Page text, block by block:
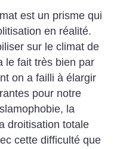
est un prisme qui
en réalité.
sur le climat de
le fait très bien par
on a failli à élargir
pour notre
la
droitisation totale
cette difficulté que